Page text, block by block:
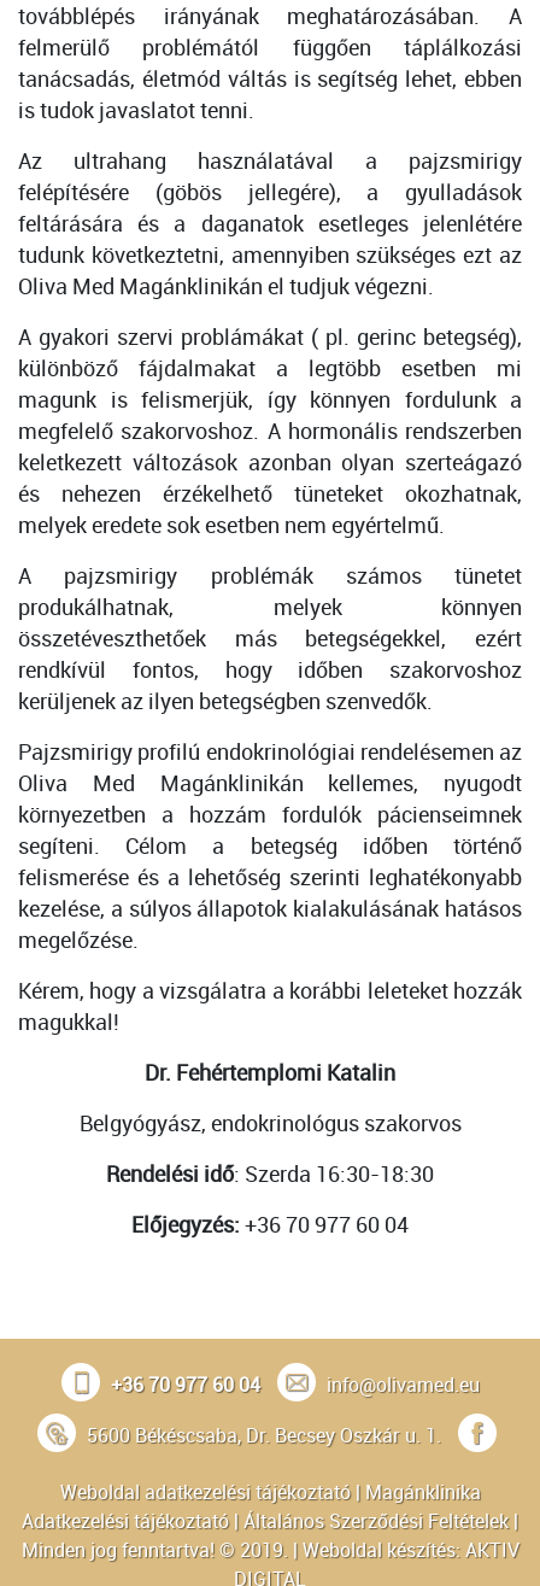
továbblépés irányának meghatározásában. A
felmerülő problémától függően táplálkozási
tanácsadás, életmód váltás is segítség lehet, ebben
is tudok javaslatot tenni.
Az ultrahang használatával a pajzsmirigy
felépítésére (göbös jellegére), a gyulladások
feltárására és a daganatok esetleges jelenlétére
tudunk következtetni, amennyiben szükséges ezt az
Oliva Med Magánklinikán el tudjuk végezni.
A gyakori szervi problámákat ( pl. gerinc betegség),
különböző fájdalmakat a legtöbb esetben mi
magunk is felismerjük, így könnyen fordulunk a
megfelelő szakorvoshoz. A hormonális rendszerben
keletkezett változások azonban olyan szerteágazó
és nehezen érzékelhető tüneteket okozhatnak,
melyek eredete sok esetben nem egyértelmű.
A pajzsmirigy problémák számos tünetet
produkálhatnak, melyek könnyen
összetéveszthetőek más betegségekkel, ezért
rendkívül fontos, hogy időben szakorvoshoz
kerüljenek az ilyen betegségben szenvedők.
Pajzsmirigy profilú endokrinológiai rendelésemen az
Oliva Med Magánklinikán kellemes, nyugodt
környezetben a hozzám fordulók pácienseimnek
segíteni. Célom a betegség időben történő
felismerése és a lehetőség szerinti leghatékonyabb
kezelése, a súlyos állapotok kialakulásának hatásos
megelőzése.
Kérem, hogy a vizsgálatra a korábbi leleteket hozzák
magukkal!
Dr. Fehértemplomi Katalin
Belgyógyász, endokrinológus szakorvos
Rendelési idő: Szerda 16:30-18:30
Előjegyzés: +36 70 977 60 04
+36 70 977 60 04
info@olivamed.eu
5600 Békéscsaba, Dr. Becsey Oszkár u. 1.
Weboldal adatkezelési tájékoztató| Magánklinika
Adatkezelési tájékoztató|Általános Szerződési Feltételek|
Minden jog fenntartva! © 2019. | Weboldal készítés:AKTIV
DIGITAL